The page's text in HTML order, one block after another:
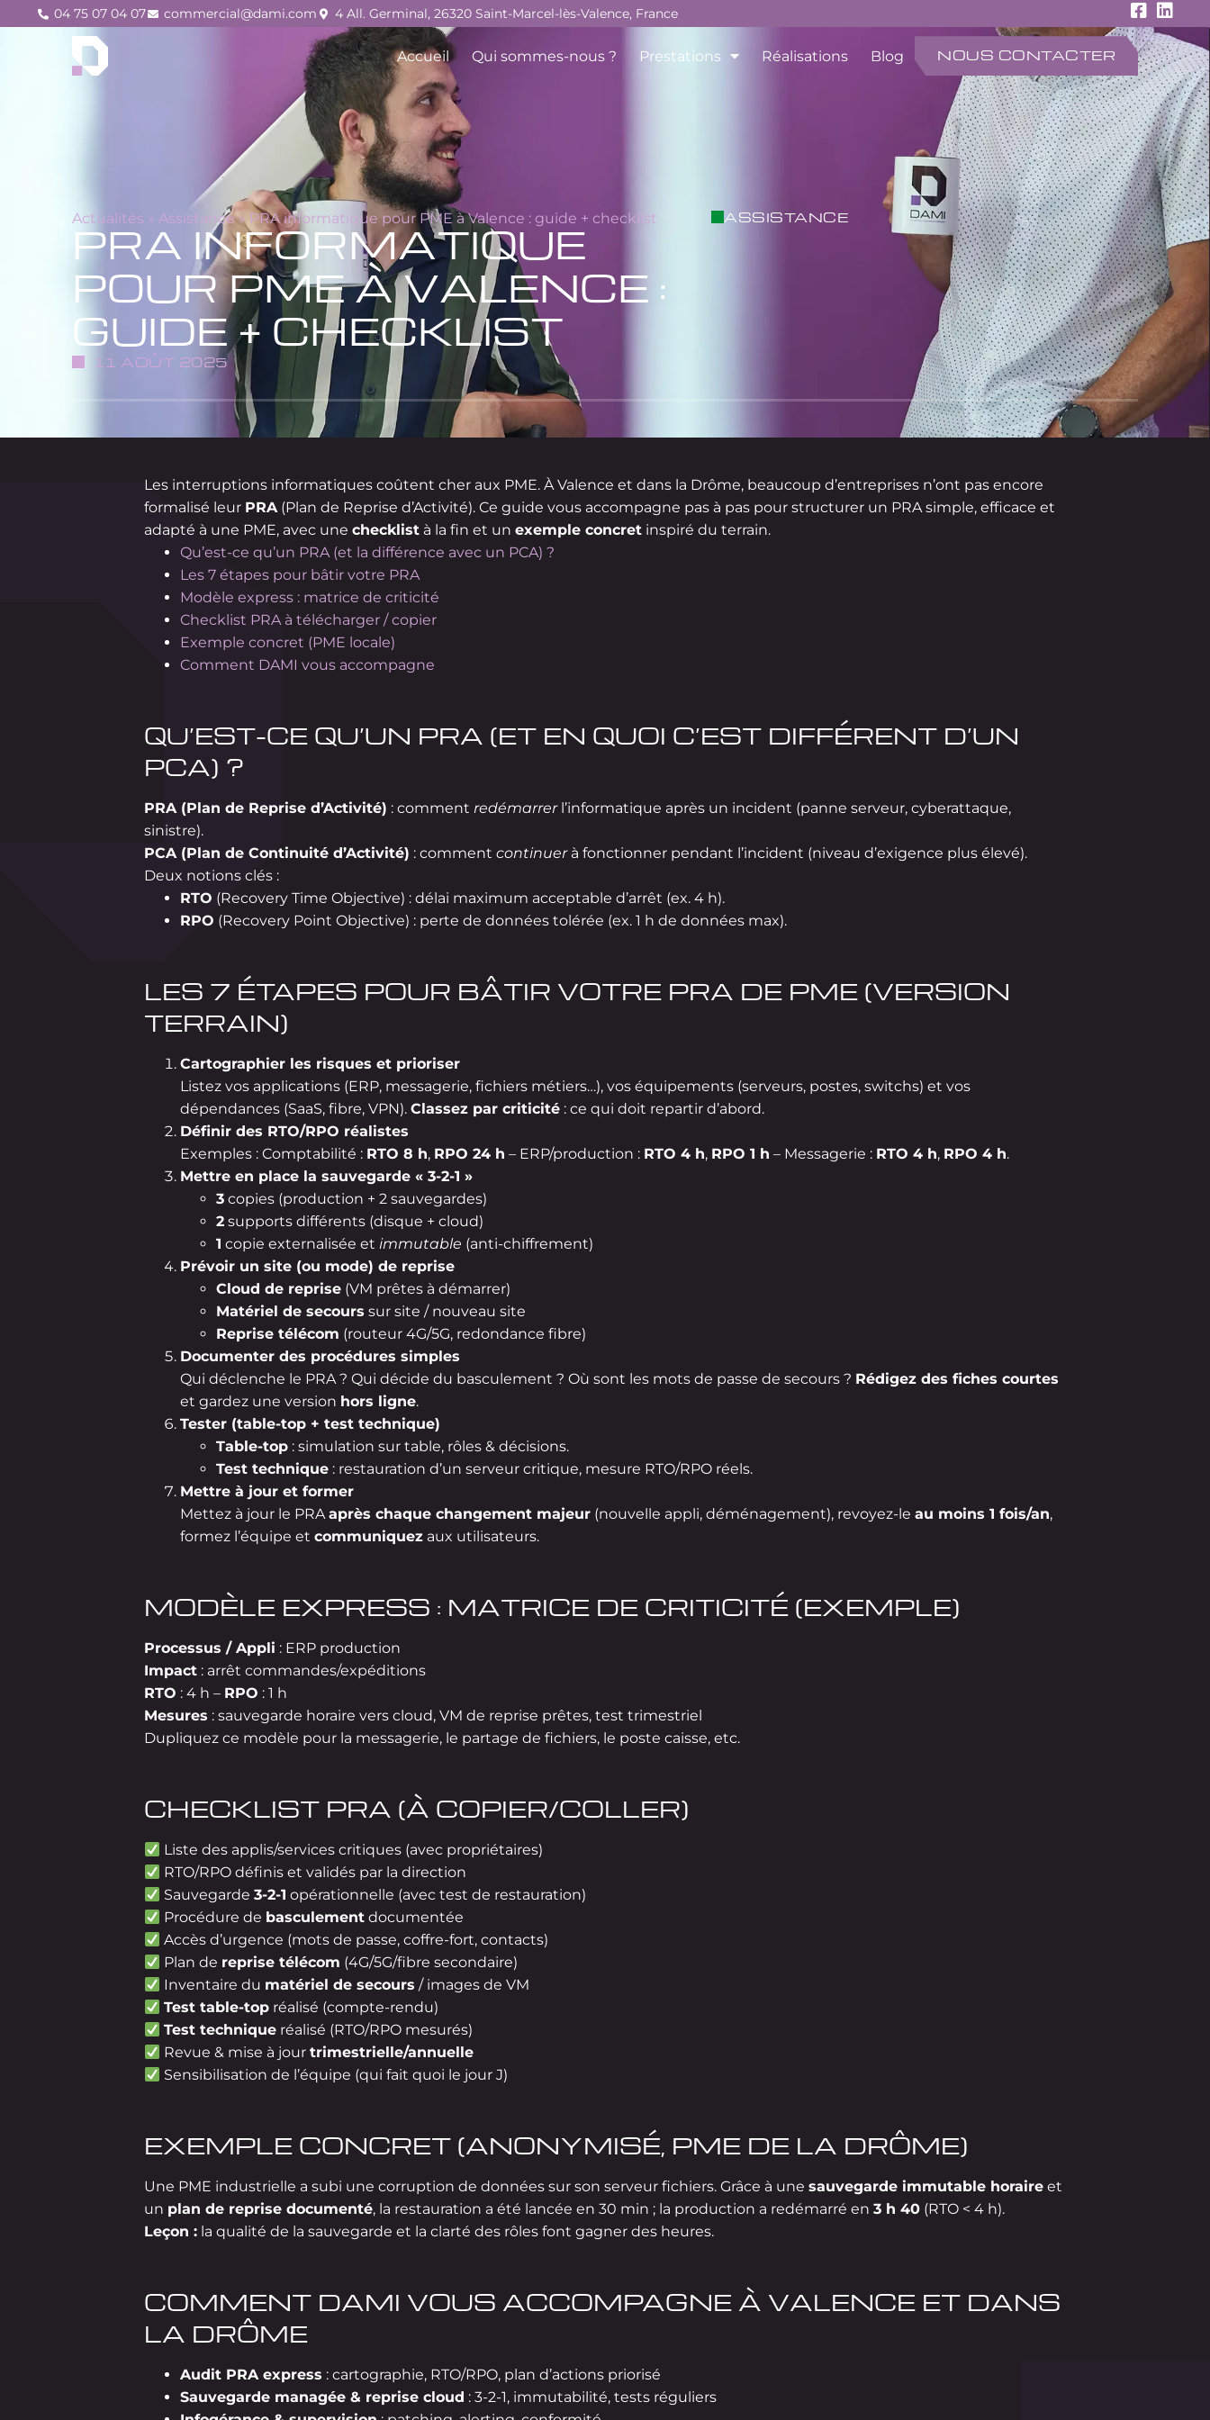
04 75 07 04 07 commercial@dami.com 4 All. Germinal, 26320 Saint-Marcel-lès-Valence, France
Accueil Qui sommes-nous ? Prestations Réalisations Blog NOUS CONTACTER
Actualités » Assistance» PRA informatique pour PME à Valence : guide + checklist
PRA INFORMATIQUE
POUR PME À VALENCE :
GUIDE + CHECKLIST
11 AOÛT 2025
ASSISTANCE
Les interruptions informatiques coûtent cher aux PME. À Valence et dans la Drôme, beaucoup d’entreprises n’ont pas encore
formalisé leur PRA(Plan de Reprise d’Activité). Ce guide vous accompagne pas à pas pour structurer un PRA simple, efficace et
adapté à une PME, avec une checklist à la fin et un exemple concret inspiré du terrain.
Qu’est-ce qu’un PRA (et la différence avec un PCA) ?
Les 7 étapes pour bâtir votre PRA
Modèle express : matrice de criticité
Checklist PRA à télécharger / copier
Exemple concret (PME locale)
Comment DAMI vous accompagne
QU’EST-CE QU’UN PRA (ET EN QUOI C’EST DIFFÉRENT D’UN
PCA) ?
PRA (Plan de Reprise d’Activité) : comment redémarrerl’informatique après un incident (panne serveur, cyberattaque,
sinistre).
PCA (Plan de Continuité d’Activité) : comment continuerà fonctionner pendant l’incident (niveau d’exigence plus élevé).
Deux notions clés :
RTO (Recovery Time Objective) : délai maximum acceptable d’arrêt (ex. 4 h).
RPO (Recovery Point Objective) : perte de données tolérée (ex. 1 h de données max).
LES 7 ÉTAPES POUR BÂTIR VOTRE PRA DE PME (VERSION
TERRAIN)
Cartographier les risques et prioriser
Listez vos applications (ERP, messagerie, fichiers métiers…), vos équipements (serveurs, postes, switchs) et vos
dépendances (SaaS, fibre, VPN). Classez par criticité : ce qui doit repartir d’abord.
Définir des RTO/RPO réalistes
Exemples : Comptabilité : RTO 8 h, RPO 24 h – ERP/production : RTO 4 h, RPO 1 h – Messagerie : RTO 4 h, RPO 4 h.
Mettre en place la sauvegarde « 3-2-1 »
3 copies (production + 2 sauvegardes)
2 supports différents (disque + cloud)
1 copie externalisée et immutable (anti-chiffrement)
Prévoir un site (ou mode) de reprise
Cloud de reprise (VM prêtes à démarrer)
Matériel de secours sur site / nouveau site
Reprise télécom (routeur 4G/5G, redondance fibre)
Documenter des procédures simples
Qui déclenche le PRA ? Qui décide du basculement ? Où sont les mots de passe de secours ? Rédigez des fiches courtes
et gardez une version hors ligne.
Tester (table-top + test technique)
Table-top : simulation sur table, rôles & décisions.
Test technique : restauration d’un serveur critique, mesure RTO/RPO réels.
Mettre à jour et former
Mettez à jour le PRAaprès chaque changement majeur (nouvelle appli, déménagement), revoyez-le au moins 1 fois/an,
formez l’équipe et communiquez aux utilisateurs.
MODÈLE EXPRESS : MATRICE DE CRITICITÉ (EXEMPLE)
Processus / Appli : ERP production
Impact : arrêt commandes/expéditions
RTO : 4 h – RPO : 1 h
Mesures : sauvegarde horaire vers cloud, VM de reprise prêtes, test trimestriel
Dupliquez ce modèle pour la messagerie, le partage de fichiers, le poste caisse, etc.
CHECKLIST PRA (À COPIER/COLLER)
Liste des applis/services critiques (avec propriétaires)
RTO/RPO définis et validés par la direction
Sauvegarde3-2-1 opérationnelle (avec test de restauration)
Procédure de basculement documentée
Accès d’urgence (mots de passe, coffre-fort, contacts)
Plan de reprise télécom (4G/5G/fibre secondaire)
Inventaire du matériel de secours / images de VM
Test table-top réalisé (compte-rendu)
Test technique réalisé (RTO/RPO mesurés)
Revue & mise à jourtrimestrielle/annuelle
Sensibilisation de l’équipe (qui fait quoi le jour J)
EXEMPLE CONCRET (ANONYMISÉ, PME DE LA DRÔME)
Une PME industrielle a subi une corruption de données sur son serveur fichiers. Grâce à une sauvegarde immutable horaire et
un plan de reprise documenté, la restauration a été lancée en 30 min ; la production a redémarré en 3 h 40 (RTO < 4 h).
Leçon : la qualité de la sauvegarde et la clarté des rôles font gagner des heures.
COMMENT DAMI VOUS ACCOMPAGNE À VALENCE ET DANS
LA DRÔME
Audit PRA express : cartographie, RTO/RPO, plan d’actions priorisé
Sauvegarde managée & reprise cloud : 3-2-1, immutabilité, tests réguliers